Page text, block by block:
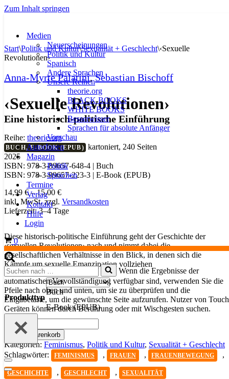
Zum Inhalt springen
Medien
Neuerscheinungen
Politik und Kultur
Spanisch
Andere Sprachen
Unsere Reihen
theorie.org
BLACK BOOKS
WHITE BOOKS
Besserwisser
Sprachen für absolute Anfänger
Vorschau
AutorInnen
Magazin
Politik
Sprachen
Termine
Verlag
Kontakt
Hilfe
Login
Warenkorb
0
Suchen
nach …
Wenn die Ergebnisse der
automatischen Vervollständigung verfügbar sind, verwenden Sie die
Pfeile nach oben und unten, um sie zu überprüfen und die
Eingabetaste, um die gewünschte Seite aufzurufen. Nutzer von
Geräten können durch Berührung oder mit Wischgesten suchen.
Navigationsmenü
Navigationsmenü
Start\Politik und Kultur\Sexualität + Geschlecht\‹Sexuelle
Revolutionen›
Anna-Myrte Palatini,Sebastian Bischoff
‹Sexuelle Revolutionen›
Eine historisch-politische Einführung
Reihe: theorie.org
BUCH, E-BOOK (EPUB) kartoniert, 240 Seiten
2025
ISBN: 978-3-89657-648-4 | Buch
ISBN: 978-3-89657-223-3 | E-Book (EPUB)
14,99 €–15,00 €
inkl. MwSt. zzgl. Versandkosten
Lieferzeit:3–4 Tage
Diese historisch-politische Einführung geht der Geschichte der
‹sexuellen Revolutionen› nach und nimmt dabei die
gesellschaftlichen Verhältnisse in den Blick, in denen sich die
Kämpfe um sexuelle Emanzipation vollziehen
Produkttyp
Buch
E-Book (EPUB)
‹Sexuelle
Revolutionen›
Menge
In den Warenkorb
Kategorien: Feminismus, Politik und Kultur, Sexualität + Geschlecht
Schlagwörter:
FEMINISMUS , FRAUEN , FRAUENBEWEGUNG ,
GESCHICHTE , GESCHLECHT , SEXUALITÄT